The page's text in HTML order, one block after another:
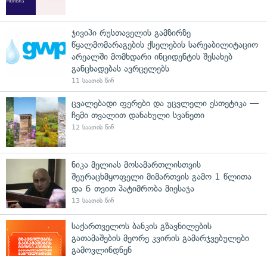
ჯივიპი რუსთაველის გამზირზე
წყალმომარაგების ქსელების სარეაბილიტაციო
არეალში მომხდარი ინციდენტის შესახებ
განცხადებას ავრცელებს
11 საათის წინ
ცვალებადი ფერები და უცვლელი ესთეტიკა —
ჩემი თვალით დანახული სვანეთი
12 საათის წინ
ნიკა მელიას მოსამართლისთვის
შეურაცხმყოფელი მიმართვის გამო 1 წლითა
და 6 თვით პატიმრობა მიესაჯა
13 საათის წინ
საქართველოს ბანკის გზავნილების
გათამაშების მეორე კვირის გამარჯვებულები
გამოვლინდნენ